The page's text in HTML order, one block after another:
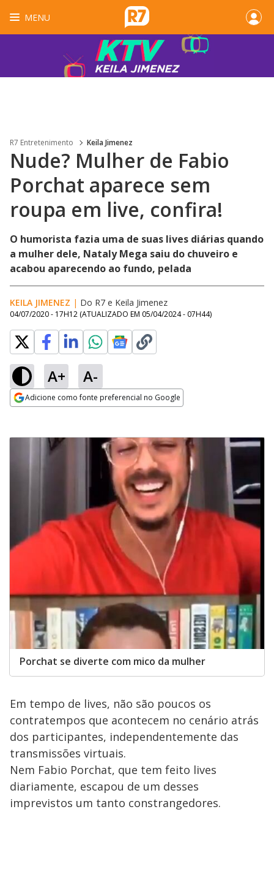
MENU
R7 Entretenimento Keila Jimenez
Nude? Mulher de Fabio
Porchat aparece sem
roupa em live, confira!
O humorista fazia uma de suas lives diárias quando
a mulher dele, Nataly Mega saiu do chuveiro e
acabou aparecendo ao fundo, pelada
KEILA JIMENEZ | Do R7 e Keila Jimenez
04/07/2020 - 17H12 (ATUALIZADO EM 05/04/2024 - 07H44)
A+ A-
Adicione como fonte preferencial no Google
Porchat se diverte com mico da mulher
Em tempo de lives, não são poucos os
contratempos que acontecem no cenário atrás
dos participantes, independentemente das
transmissões virtuais.
Nem Fabio Porchat, que tem feito lives
diariamente, escapou de um desses
imprevistos um tanto constrangedores.